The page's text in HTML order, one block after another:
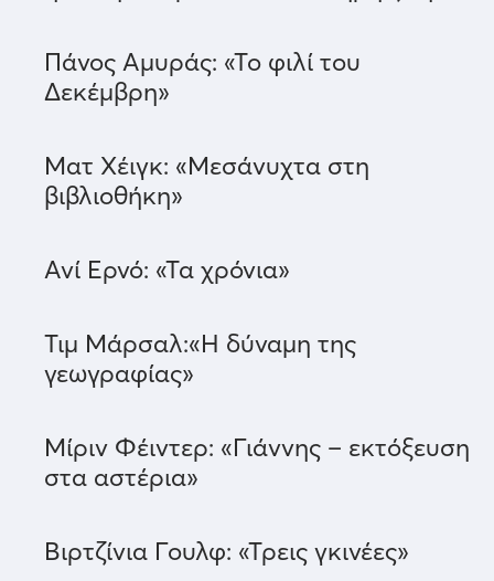
Πάνος Αμυράς: «Το φιλί του
Δεκέμβρη»
Ματ Χέιγκ: «Μεσάνυχτα στη
βιβλιοθήκη»
Ανί Ερνό: «Τα χρόνια»
Τιμ Μάρσαλ:«Η δύναμη της
γεωγραφίας»
Μίριν Φέιντερ: «Γιάννης – εκτόξευση
στα αστέρια»
Βιρτζίνια Γουλφ: «Τρεις γκινέες»